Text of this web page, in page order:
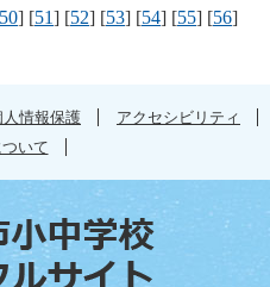
50] [51] [52] [53] [54] [55] [56]
人情報保護
アクセシビリティ
ついて